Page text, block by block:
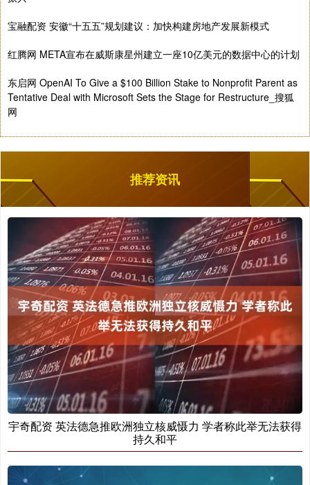
宝融配资 安徽“十五五”规划建议：加快构建房地产发展新模式
红腾网 META宣布在威斯康星州建立一座10亿美元的数据中心的计划
东启网 OpenAI To Give a $100 Billion Stake to Nonprofit Parent as
Tentative Deal with Microsoft Sets the Stage for Restructure_搜狐
网
推荐资讯
宇奇配资 英法德急推欧洲独立核威慑力 学者称此举无法获得
持久和平